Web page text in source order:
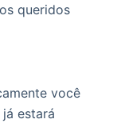
queridos
você
estará